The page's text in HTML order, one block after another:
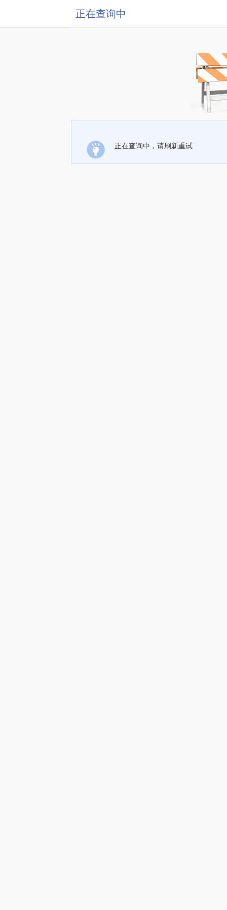
正在查询中
正在查询中，请刷新重试